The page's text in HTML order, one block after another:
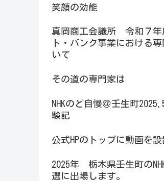
笑顔の効能
真岡商工会議所 令和７年
ト・バンク事業における
いて
その道の専門家は
NHKのど自慢＠壬生町
験記
公式HPのトップに動画を
2025年 栃木県壬生町の
選に出場します。